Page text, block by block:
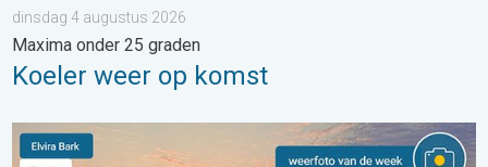
dinsdag 4 augustus 2026
Maxima onder 25 graden
Koeler weer op komst
De weerfoto van de week. Weer&Radar uploader. . . zaterdag